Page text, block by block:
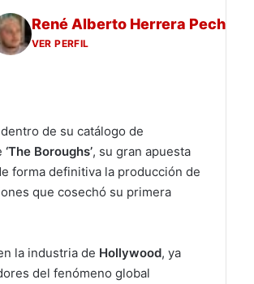
René Alberto Herrera Pech
VER PERFIL
de su catálogo de
‘The Boroughs’, su gran apuesta
forma definitiva la producción de
que cosechó su primera
la industria de Hollywood, ya
del fenómeno global